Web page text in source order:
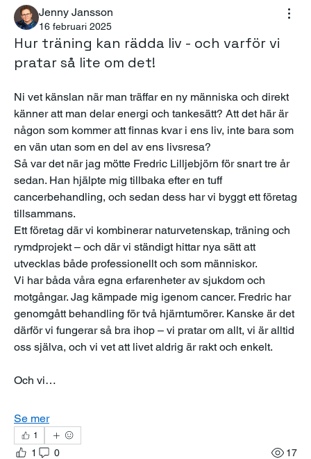
Jenny Jansson
16 februari 2025
Hur träning kan rädda liv - och varför vi
pratar så lite om det!
Ni vet känslan när man träffar en ny människa och direkt
känner att man delar energi och tankesätt? Att det här är
någon som kommer att finnas kvar i ens liv, inte bara som
en vän utan som en del av ens livsresa?
Så var det när jag mötte Fredric Lilljebjörn för snart tre år
sedan. Han hjälpte mig tillbaka efter en tuff
cancerbehandling, och sedan dess har vi byggt ett företag
tillsammans.
Ett företag där vi kombinerar naturvetenskap, träning och
rymdprojekt – och där vi ständigt hittar nya sätt att
utvecklas både professionellt och som människor.
Vi har båda våra egna erfarenheter av sjukdom och
motgångar. Jag kämpade mig igenom cancer. Fredric har
genomgått behandling för två hjärntumörer. Kanske är det
därför vi fungerar så bra ihop – vi pratar om allt, vi är alltid
oss själva, och vi vet att livet aldrig är rakt och enkelt.
Och vi…
Se mer
1
1 0 17